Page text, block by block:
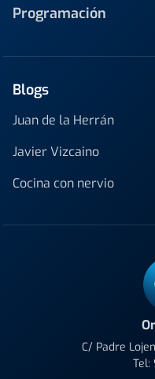
Programación
Blogs
Juan de la Herrán
Javier Vizcaino
Cocina con nervio
C/ Padre
Tel: